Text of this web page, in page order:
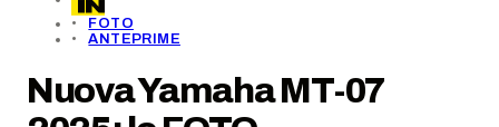
FOTO
ANTEPRIME
Nuova Yamaha MT-07